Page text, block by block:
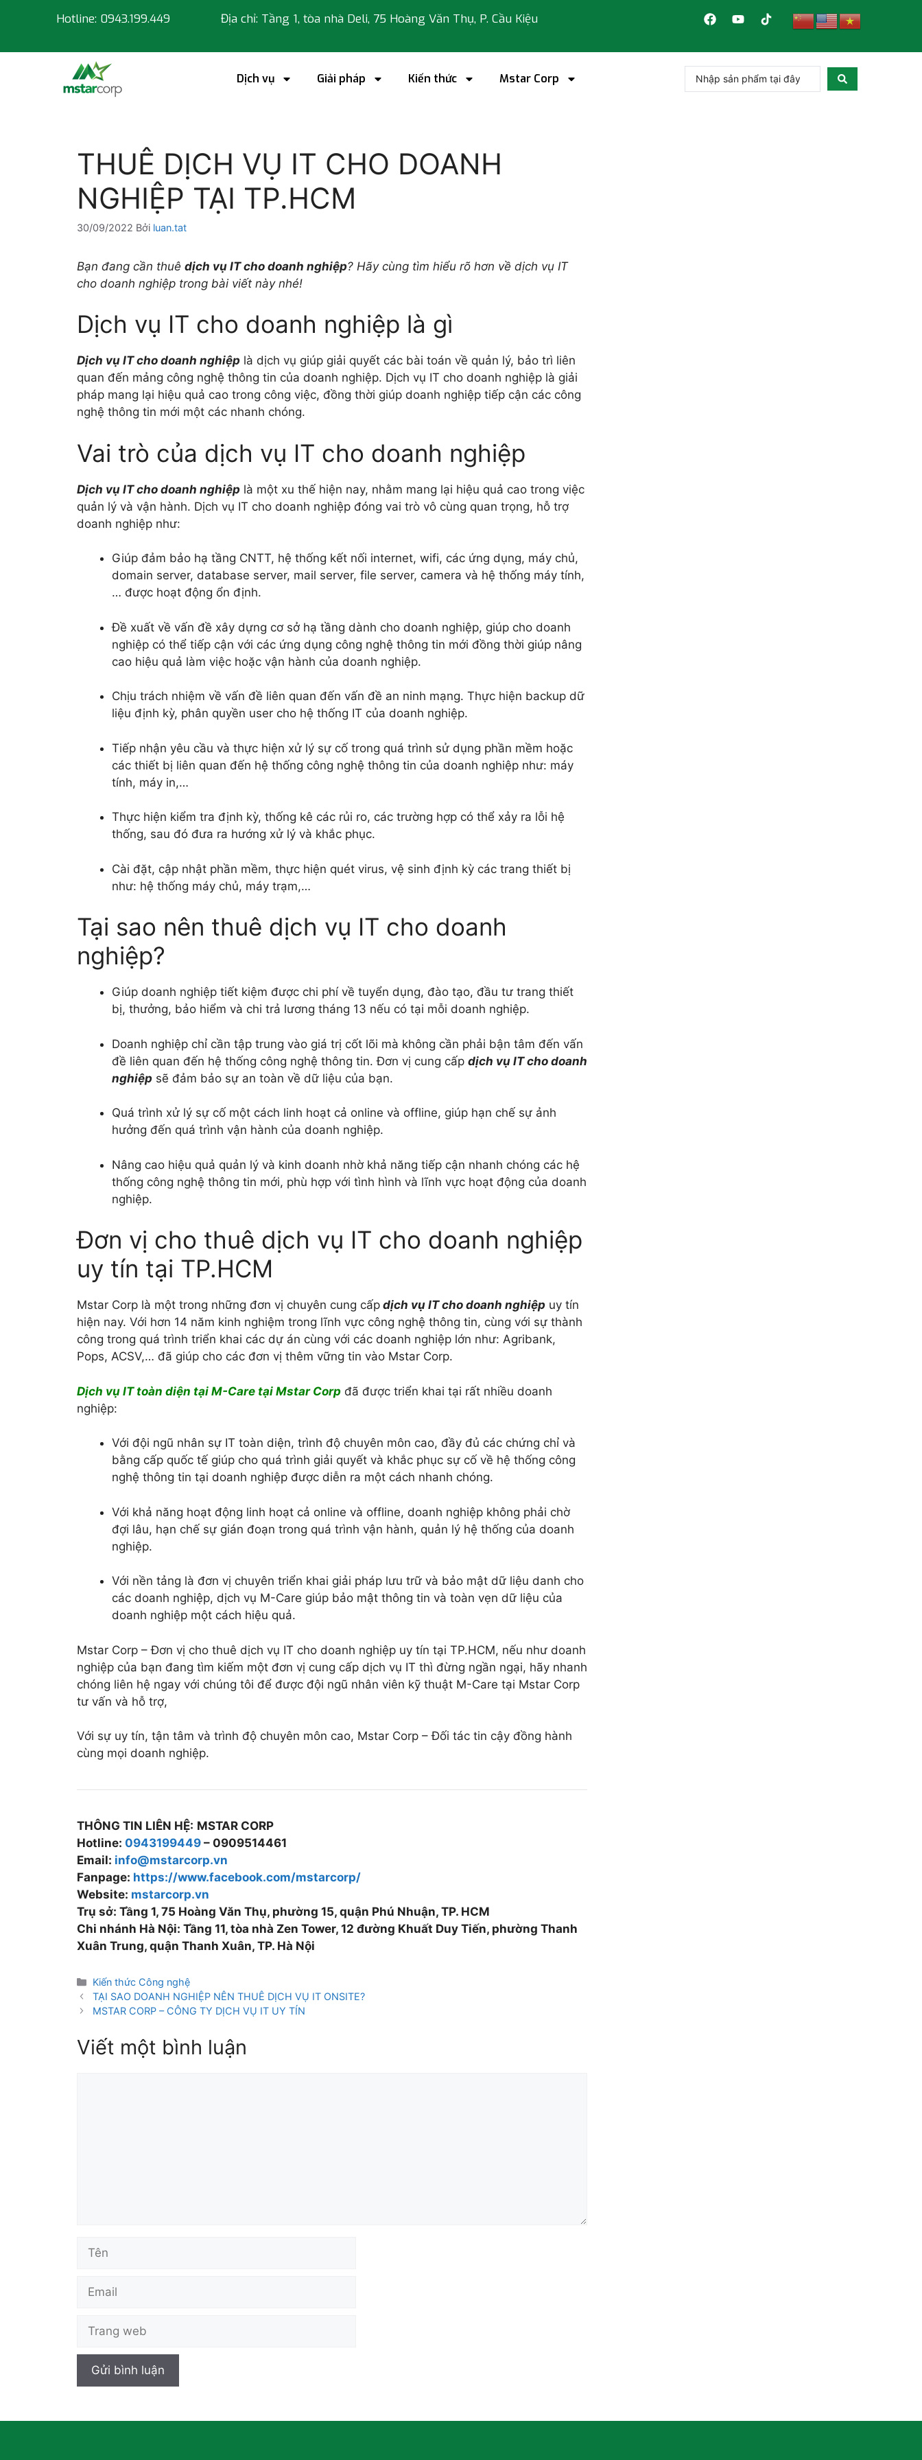
Hotline: 0943.199.449 Địa chỉ: Tầng 1, tòa nhà Deli, 75 Hoàng Văn Thụ, P. Cầu Kiệu
Dịch vụ Giải pháp Kiến thức Mstar Corp
THUÊ DỊCH VỤ IT CHO DOANH
NGHIỆP TẠI TP.HCM
30/09/2022 Bởi luan.tat
Bạn đang cần thuê dịch vụ IT cho doanh nghiệp? Hãy cùng tìm hiểu rõ hơn về dịch vụ IT
cho doanh nghiệp trong bài viết này nhé!
Dịch vụ IT cho doanh nghiệp là gì
Dịch vụ IT cho doanh nghiệp là dịch vụ giúp giải quyết các bài toán về quản lý, bảo trì liên
quan đến mảng công nghệ thông tin của doanh nghiệp. Dịch vụ IT cho doanh nghiệp là giải
pháp mang lại hiệu quả cao trong công việc, đồng thời giúp doanh nghiệp tiếp cận các công
nghệ thông tin mới một các nhanh chóng.
Vai trò của dịch vụ IT cho doanh nghiệp
Dịch vụ IT cho doanh nghiệp là một xu thế hiện nay, nhằm mang lại hiệu quả cao trong việc
quản lý và vận hành. Dịch vụ IT cho doanh nghiệp đóng vai trò vô cùng quan trọng, hỗ trợ
doanh nghiệp như:
Giúp đảm bảo hạ tầng CNTT, hệ thống kết nối internet, wifi, các ứng dụng, máy chủ,
domain server, database server, mail server, file server, camera và hệ thống máy tính,
… được hoạt động ổn định.
Đề xuất về vấn đề xây dựng cơ sở hạ tầng dành cho doanh nghiệp, giúp cho doanh
nghiệp có thể tiếp cận với các ứng dụng công nghệ thông tin mới đồng thời giúp nâng
cao hiệu quả làm việc hoặc vận hành của doanh nghiệp.
Chịu trách nhiệm về vấn đề liên quan đến vấn đề an ninh mạng. Thực hiện backup dữ
liệu định kỳ, phân quyền user cho hệ thống IT của doanh nghiệp.
Tiếp nhận yêu cầu và thực hiện xử lý sự cố trong quá trình sử dụng phần mềm hoặc
các thiết bị liên quan đến hệ thống công nghệ thông tin của doanh nghiệp như: máy
tính, máy in,…
Thực hiện kiểm tra định kỳ, thống kê các rủi ro, các trường hợp có thể xảy ra lỗi hệ
thống, sau đó đưa ra hướng xử lý và khắc phục.
Cài đặt, cập nhật phần mềm, thực hiện quét virus, vệ sinh định kỳ các trang thiết bị
như: hệ thống máy chủ, máy trạm,…
Tại sao nên thuê dịch vụ IT cho doanh
nghiệp?
Giúp doanh nghiệp tiết kiệm được chi phí về tuyển dụng, đào tạo, đầu tư trang thiết
bị, thưởng, bảo hiểm và chi trả lương tháng 13 nếu có tại mỗi doanh nghiệp.
Doanh nghiệp chỉ cần tập trung vào giá trị cốt lõi mà không cần phải bận tâm đến vấn
đề liên quan đến hệ thống công nghệ thông tin. Đơn vị cung cấp dịch vụ IT cho doanh
nghiệp sẽ đảm bảo sự an toàn về dữ liệu của bạn.
Quá trình xử lý sự cố một cách linh hoạt cả online và offline, giúp hạn chế sự ảnh
hưởng đến quá trình vận hành của doanh nghiệp.
Nâng cao hiệu quả quản lý và kinh doanh nhờ khả năng tiếp cận nhanh chóng các hệ
thống công nghệ thông tin mới, phù hợp với tình hình và lĩnh vực hoạt động của doanh
nghiệp.
Đơn vị cho thuê dịch vụ IT cho doanh nghiệp
uy tín tại TP.HCM
Mstar Corp là một trong những đơn vị chuyên cung cấp dịch vụ IT cho doanh nghiệp uy tín
hiện nay. Với hơn 14 năm kinh nghiệm trong lĩnh vực công nghệ thông tin, cùng với sự thành
công trong quá trình triển khai các dự án cùng với các doanh nghiệp lớn như: Agribank,
Pops, ACSV,… đã giúp cho các đơn vị thêm vững tin vào Mstar Corp.
Dịch vụ IT toàn diện tại M-Care tại Mstar Corp đã được triển khai tại rất nhiều doanh
nghiệp:
Với đội ngũ nhân sự IT toàn diện, trình độ chuyên môn cao, đầy đủ các chứng chỉ và
bằng cấp quốc tế giúp cho quá trình giải quyết và khắc phục sự cố về hệ thống công
nghệ thông tin tại doanh nghiệp được diễn ra một cách nhanh chóng.
Với khả năng hoạt động linh hoạt cả online và offline, doanh nghiệp không phải chờ
đợi lâu, hạn chế sự gián đoạn trong quá trình vận hành, quản lý hệ thống của doanh
nghiệp.
Với nền tảng là đơn vị chuyên triển khai giải pháp lưu trữ và bảo mật dữ liệu danh cho
các doanh nghiệp, dịch vụ M-Care giúp bảo mật thông tin và toàn vẹn dữ liệu của
doanh nghiệp một cách hiệu quả.
Mstar Corp – Đơn vị cho thuê dịch vụ IT cho doanh nghiệp uy tín tại TP.HCM, nếu như doanh
nghiệp của bạn đang tìm kiếm một đơn vị cung cấp dịch vụ IT thì đừng ngần ngại, hãy nhanh
chóng liên hệ ngay với chúng tôi để được đội ngũ nhân viên kỹ thuật M-Care tại Mstar Corp
tư vấn và hỗ trợ,
Với sự uy tín, tận tâm và trình độ chuyên môn cao, Mstar Corp – Đối tác tin cậy đồng hành
cùng mọi doanh nghiệp.
THÔNG TIN LIÊN HỆ: MSTAR CORP
Hotline: 0943199449 – 0909514461
Email: info@mstarcorp.vn
Fanpage: https://www.facebook.com/mstarcorp/
Website: mstarcorp.vn
Trụ sở: Tầng 1, 75 Hoàng Văn Thụ, phường 15, quận Phú Nhuận, TP. HCM
Chi nhánh Hà Nội: Tầng 11, tòa nhà Zen Tower, 12 đường Khuất Duy Tiến, phường Thanh
Xuân Trung, quận Thanh Xuân, TP. Hà Nội
Kiến thức Công nghệ
TẠI SAO DOANH NGHIỆP NÊN THUÊ DỊCH VỤ IT ONSITE?
MSTAR CORP – CÔNG TY DỊCH VỤ IT UY TÍN
Viết một bình luận